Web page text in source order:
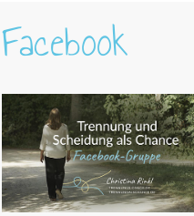
Facebook